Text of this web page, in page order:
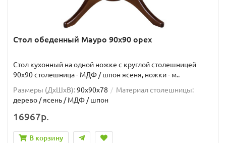
Стол обеденный Мауро 90х90 орех
Стол кухонный на одной ножке с круглой столешницей
90х90 столешница - МДФ / шпон ясеня, ножки - м..
Размеры (ДхШxВ):90х90х78
Материал столешницы:
дерево / ясень / МДФ / шпон
16967р.
В корзину